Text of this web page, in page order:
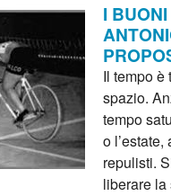
I
Il tempo è
spazio.
tempo
o
repulisti.
liberare la